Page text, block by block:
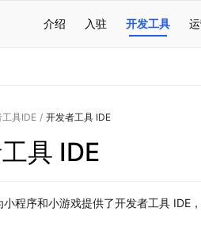
介绍 入驻 开发工具
具IDE / 开发者工具 IDE
具 IDE
程序和小游戏提供了开发者工具 IDE